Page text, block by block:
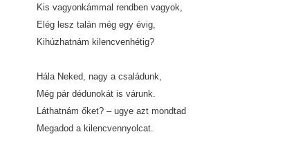
Kis vagyonkámmal rendben vagyok,
Elég lesz talán még egy évig,
Kihúzhatnám kilencvenhétig?
Hála Neked, nagy a családunk,
Még pár dédunokát is várunk.
Láthatnám őket? – ugye azt mondtad
Megadod a kilencvennyolcat.